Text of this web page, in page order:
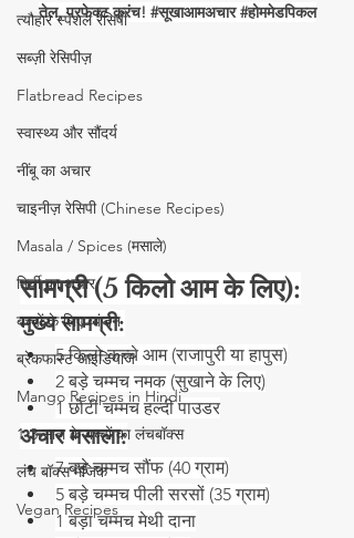
त्यौहार स्पेशल रेसिपी
सब्ज़ी रेसिपीज़
Flatbread Recipes
स्वास्थ्य और सौंदर्य
नींबू का अचार
चाइनीज़ रेसिपी (Chinese Recipes)
Masala / Spices (मसाले)
मिर्ची का अचार
बच्चों के लिए व्यंजन
ब्रेकफास्ट आइडियाज
Mango Recipes in Hindi
1-3 साल के बच्चों का लंचबॉक्स
लंच बॉक्स मैजिक
Vegan Recipes
तेल, परफेक्ट क्रंच! #सूखाआमअचार #होममेडपिकल
सामग्री (5 किलो आम के लिए):
मुख्य सामग्री:
5 किलो कच्चे आम (राजापुरी या हापुस)
2 बड़े चम्मच नमक (सुखाने के लिए)
1 छोटी चम्मच हल्दी पाउडर
अचार मसाला:
7 बड़े चम्मच सौंफ (40 ग्राम)
5 बड़े चम्मच पीली सरसों (35 ग्राम)
1 बड़ा चम्मच मेथी दाना